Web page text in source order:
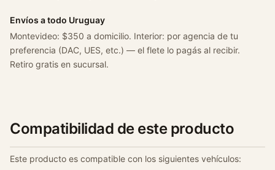
M
o
n
t
1
8
Envíos a todo Uruguay
Montevideo: $350 a domicilio. Interior: por agencia de tu
preferencia (DAC, UES, etc.) — el flete lo pagás al recibir.
Retiro gratis en sucursal.
Compatibilidad de este producto
Este producto es compatible con los siguientes vehículos: